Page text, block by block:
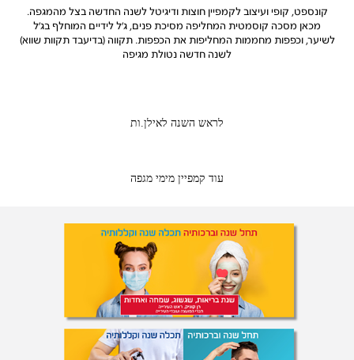
קונספט, קופי ועיצוב לקמפיין חוצות ודיגיטל לשנה החדשה בצל מהמגפה.
מכאן מסכה קוסמטית המחליפה מסיכת פנים, ג׳ל לידיים המוחלף בג׳ל
לשיער, וכפפות מחממות המחליפות את הכפפות. תקווה (בדיעבד תקוות שווא)
לשנה חדשה נטולת מגיפה
לראש השנה לאילן.ות
עוד קמפיין מימי מגפה